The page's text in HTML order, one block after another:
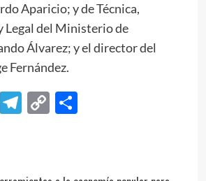
Aparicio; y de Técnica,
del Ministerio de
Álvarez; y el director del
Fernández.
Telegram
CopyCompartir